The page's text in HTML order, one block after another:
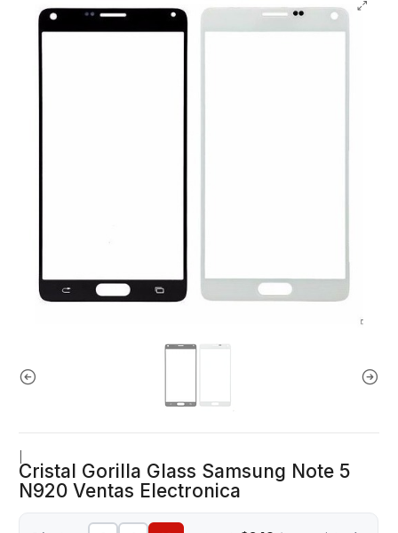
Cristal Gorilla Glass Samsung Note 5
N920 Ventas Electronica